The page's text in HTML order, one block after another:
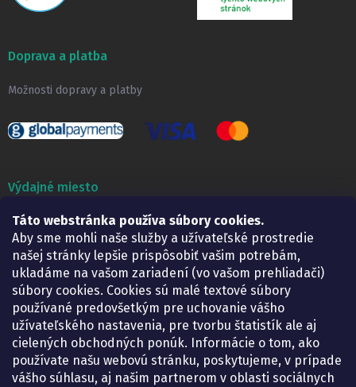
Táto webstránka používa súbory cookies.
Aby sme mohli naše služby a užívateľské prostredie
našej stránky lepšie prispôsobiť vašim potrebám,
ukladáme na vašom zariadení (vo vašom prehliadači)
súbory cookies. Cookies sú malé textové súbory
používané predovšetkým pre uchovanie vášho
užívateľského nastavenia, pre tvorbu štatistík ale aj
cielených obchodných ponúk. Informácie o tom, ako
používate našu webovú stránku, poskytujeme, v prípade
vášho súhlasu, aj našim partnerom v oblasti sociálnych
Doprava a platba
Možnosti dopravy a platby
Výdajné miesto
Lekáreň ADONAI
Košice – Smetanova 2
Pondelok:
07.30 – 15.30 h.
Utorok:
07.30 – 16.00 h.
Streda:
07.30 – 16.00 h.
Štvrtok:
07.30 – 15.30 h.
Piatok:
07.30 – 15.30 h.
KONTAKT
eshop@lekarenadonai.sk